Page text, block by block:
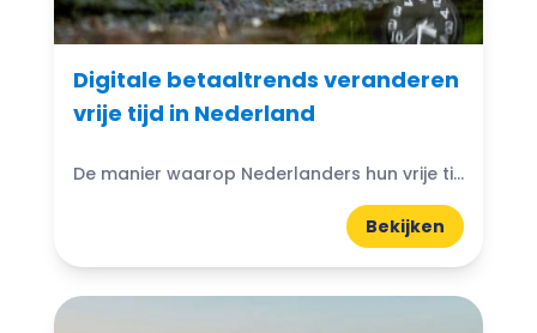
Digitale betaaltrends veranderen
vrije tijd in Nederland
De manier waarop Nederlanders hun vrije tijd plannen en beleven, verandert snel door een mix van gemak, technologie en nieuwe betaalopties.
Bekijken